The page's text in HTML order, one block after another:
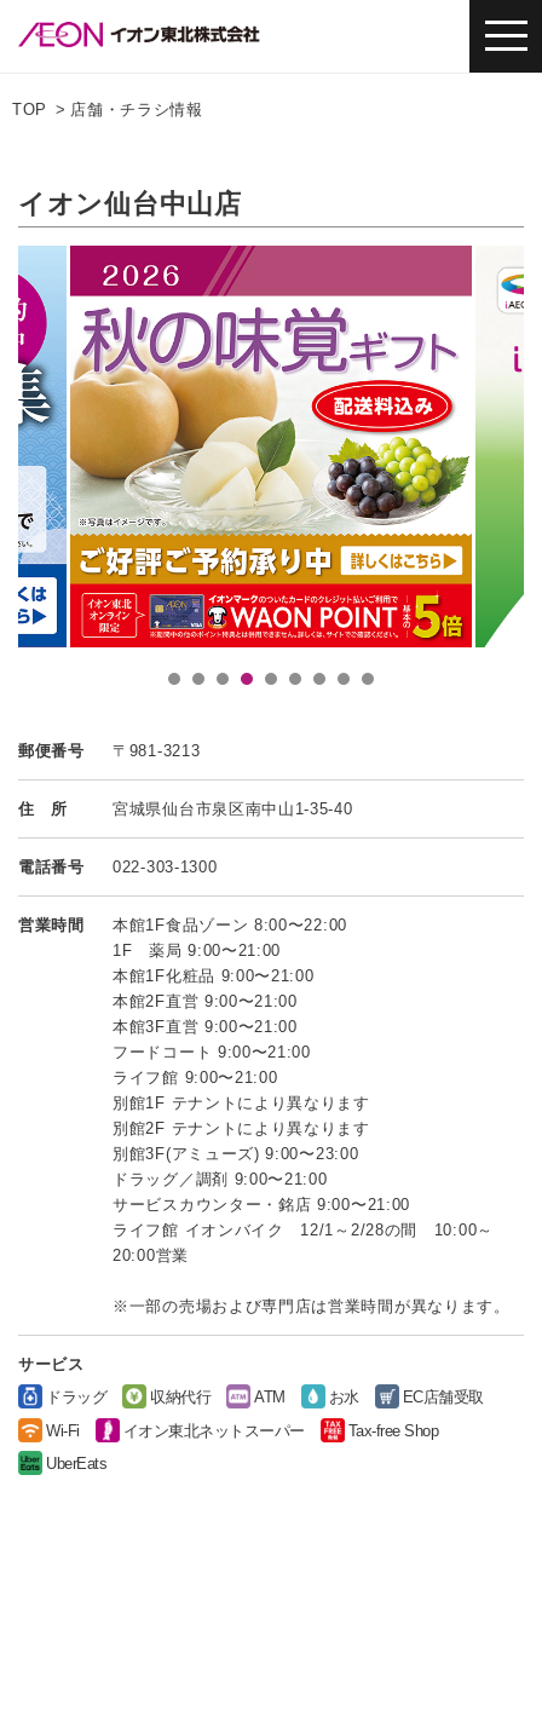
TOP 店舗・チラシ情報
イオン仙台中山店
郵便番号 〒981-3213
住 所 宮城県仙台市泉区南中山1-35-40
電話番号 022-303-1300
営業時間
本館1F食品ゾーン 8:00〜22:00
1F 薬局 9:00〜21:00
本館1F化粧品 9:00〜21:00
本館2F直営 9:00〜21:00
本館3F直営 9:00〜21:00
フードコート 9:00〜21:00
ライフ館 9:00〜21:00
別館1F テナントにより異なります
別館2F テナントにより異なります
別館3F(アミューズ) 9:00〜23:00
ドラッグ／調剤 9:00〜21:00
サービスカウンター・銘店 9:00〜21:00
ライフ館 イオンバイク 12/1～2/28の間 10:00～
20:00営業
※一部の売場および専門店は営業時間が異なります。
サービス
ドラッグ
収納代行 ATM お水
EC店舗受取
Wi-Fi
イオン東北ネットスーパー
Tax-free Shop
UberEats